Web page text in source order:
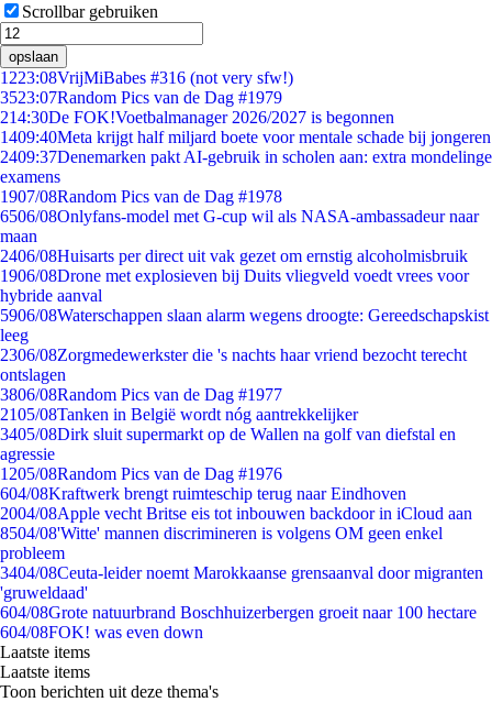
Scrollbar gebruiken
opslaan
1223:08VrijMiBabes #316 (not very sfw!)
3523:07Random Pics van de Dag #1979
214:30De FOK!Voetbalmanager 2026/2027 is begonnen
1409:40Meta krijgt half miljard boete voor mentale schade bij jongeren
2409:37Denemarken pakt AI-gebruik in scholen aan: extra mondelinge
examens
1907/08Random Pics van de Dag #1978
6506/08Onlyfans-model met G-cup wil als NASA-ambassadeur naar
maan
2406/08Huisarts per direct uit vak gezet om ernstig alcoholmisbruik
1906/08Drone met explosieven bij Duits vliegveld voedt vrees voor
hybride aanval
5906/08Waterschappen slaan alarm wegens droogte: Gereedschapskist
leeg
2306/08Zorgmedewerkster die 's nachts haar vriend bezocht terecht
ontslagen
3806/08Random Pics van de Dag #1977
2105/08Tanken in België wordt nóg aantrekkelijker
3405/08Dirk sluit supermarkt op de Wallen na golf van diefstal en
agressie
1205/08Random Pics van de Dag #1976
604/08Kraftwerk brengt ruimteschip terug naar Eindhoven
2004/08Apple vecht Britse eis tot inbouwen backdoor in iCloud aan
8504/08'Witte' mannen discrimineren is volgens OM geen enkel
probleem
3404/08Ceuta-leider noemt Marokkaanse grensaanval door migranten
'gruweldaad'
604/08Grote natuurbrand Boschhuizerbergen groeit naar 100 hectare
604/08FOK! was even down
Laatste items
Laatste items
Toon berichten uit deze thema's